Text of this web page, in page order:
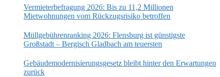
Vermieterbefragung 2026: Bis zu 11,2 Millionen
Mietwohnungen vom Rückzugsrisiko betroffen
Müllgebührenranking 2026: Flensburg ist günstigste
Großstadt – Bergisch Gladbach am teuersten
Gebäudemodernisierungsgesetz bleibt hinter den Erwartungen
zurück